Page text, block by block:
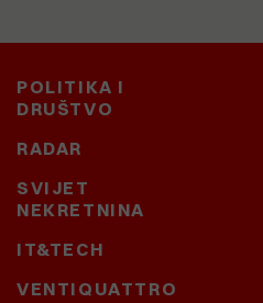
POLITIKA I
DRUŠTVO
RADAR
SVIJET
NEKRETNINA
IT&TECH
VENTIQUATTRO